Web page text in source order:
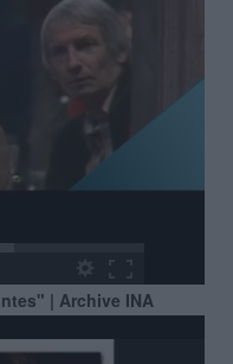
| Archive INA